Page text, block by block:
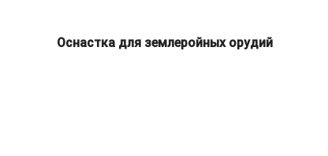
Оснастка для землеройных орудий